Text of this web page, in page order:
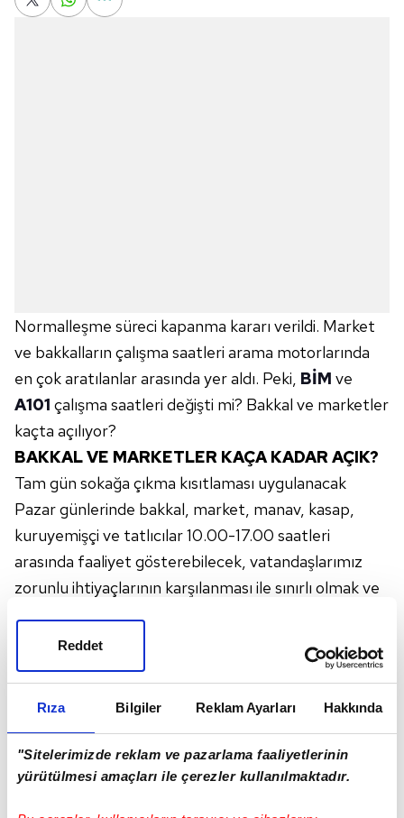
Rıza Bilgiler Reklam Ayarları Hakkında
"Sitelerimizde reklam ve pazarlama faaliyetlerinin
yürütülmesi amaçları ile çerezler kullanılmaktadır.
Reddet
Normalleşme süreci kapanma kararı verildi. Market
ve bakkalların çalışma saatleri arama motorlarında
en çok aratılanlar arasında yer aldı. Peki, BİM ve
A101 çalışma saatleri değişti mi? Bakkal ve marketler
kaçta açılıyor?
BAKKAL VE MARKETLER KAÇA KADAR AÇIK?
Tam gün sokağa çıkma kısıtlaması uygulanacak
Pazar günlerinde bakkal, market, manav, kasap,
kuruyemişçi ve tatlıcılar 10.00-17.00 saatleri
arasında faaliyet gösterebilecek, vatandaşlarımız
zorunlu ihtiyaçlarının karşılanması ile sınırlı olmak ve
hariç) ikametlerine en yakın bakkal, market, manav,
kasap, kuruyemişçi ve tatlıcılara gidip
uygulanacak olan Pazar günlerinde; marketlerde
(zincir ve süper marketler dahil) zorunlu temel
ihtiyaçlar kapsamındaki ürünler dışında elektronik